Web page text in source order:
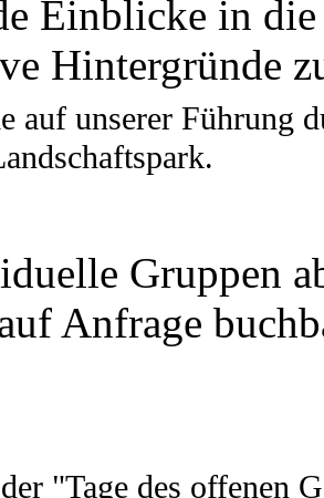
Einblicke in
Hintergründe
auf unserer Führung
Gruppen
Anfrage
"Tage des offenen